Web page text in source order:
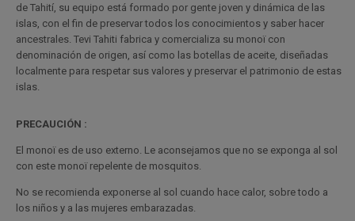
de Tahití, su equipo está formado por gente joven y dinámica de las
islas, con el fin de preservar todos los conocimientos y saber hacer
ancestrales. Tevi Tahiti fabrica y comercializa su monoï con
denominación de origen, así como las botellas de aceite, diseñadas
localmente para respetar sus valores y preservar el patrimonio de estas
islas.
PRECAUCIÓN :
El monoï es de uso externo. Le aconsejamos que no se exponga al sol
con este monoï repelente de mosquitos.
No se recomienda exponerse al sol cuando hace calor, sobre todo a
los niños y a las mujeres embarazadas.